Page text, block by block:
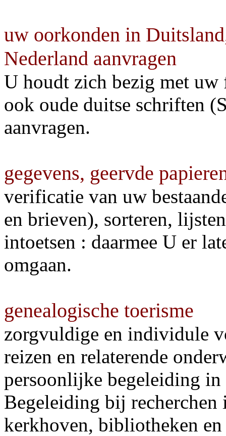
uw oorkonden in
Nederland aanvragen
U houdt zich bezig met
ook oude duitse schriften
aanvragen.
gegevens, geervde
verificatie van uw
en brieven), sorteren,
intoetsen : daarmee U er
omgaan.
genealogische toerisme
zorgvuldige en individule
reizen en relaterende
persoonlijke begeleiding
Begeleiding bij recherchen
kerkhoven, bibliotheken en